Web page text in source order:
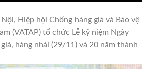
Hiệp hội Chống hàng giả và Bảo vệ
(VATAP) tổ chức Lễ kỷ niệm Ngày
hàng nhái (29/11) và 20 năm thành